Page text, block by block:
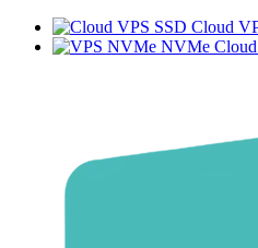
SSD Cloud
NVMe